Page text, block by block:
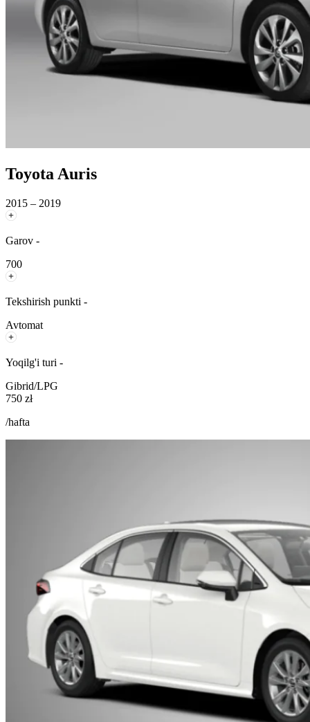
Toyota Auris
2015 – 2019
Garov -
700
Tekshirish punkti -
Avtomat
Yoqilg'i turi -
Gibrid/LPG
750 zł
/hafta